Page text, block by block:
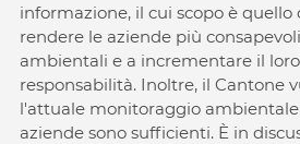
informazione, il cui scopo è
rendere le aziende più
ambientali e a incrementare il
responsabilità. Inoltre, il Cantone
l'attuale monitoraggio
aziende sono sufficienti. È in